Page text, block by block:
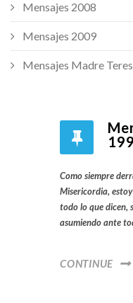
Mensajes 2008
Mensajes 2009
Mensajes Madre
Como siempre
Misericordia,
todo lo que dicen,
asumiendo ante
CONTINUE